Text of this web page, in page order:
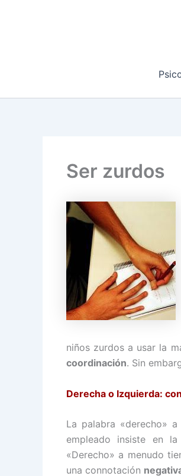
Ser zurdos
niños zurdos a usar la
coordinación. Sin
Derecha o Izquierda:
La palabra «derecho»
empleado insiste en
«Derecho» a menudo
una connotación